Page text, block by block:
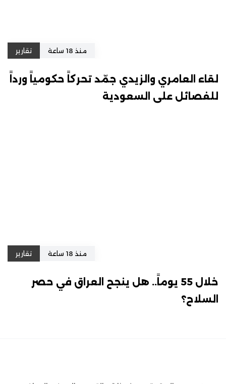
منذ 18 ساعة تقارير
لقاء العامري والزيدي جمّد تحركاً حكومياً ورداً
للفصائل على السعودية
منذ 18 ساعة تقارير
خلال 55 يوماً.. هل ينجح العراق في حصر
السلاح؟